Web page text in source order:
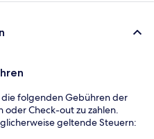
folgenden Gebühren der
Check-out zu zahlen.
geltende Steuern: